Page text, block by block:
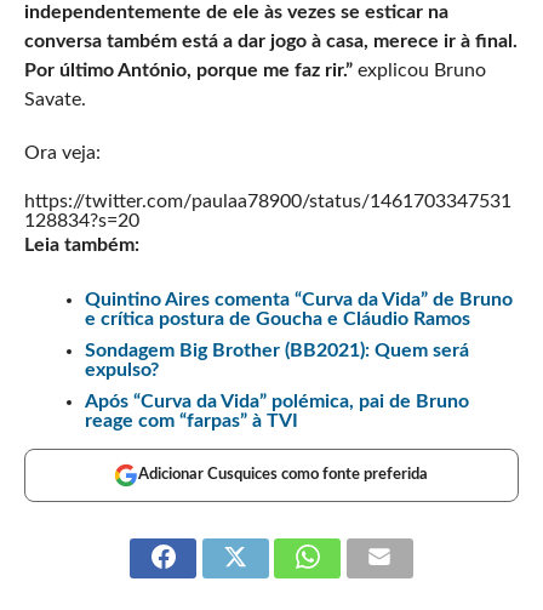
independentemente de ele às vezes se esticar na
conversa também está a dar jogo à casa, merece ir à final.
Por último António, porque me faz rir.”explicou Bruno
Savate.
Ora veja:
https://twitter.com/paulaa78900/status/1461703347531
128834?s=20
Leia também:
Quintino Aires comenta “Curva da Vida” de Bruno
e crítica postura de Goucha e Cláudio Ramos
Sondagem Big Brother (BB2021): Quem será
expulso?
Após “Curva da Vida” polémica, pai de Bruno
reage com “farpas” à TVI
Adicionar Cusquices como fonte preferida